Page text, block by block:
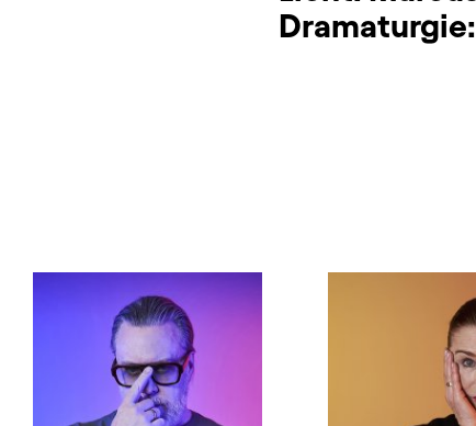
Dramaturgie: